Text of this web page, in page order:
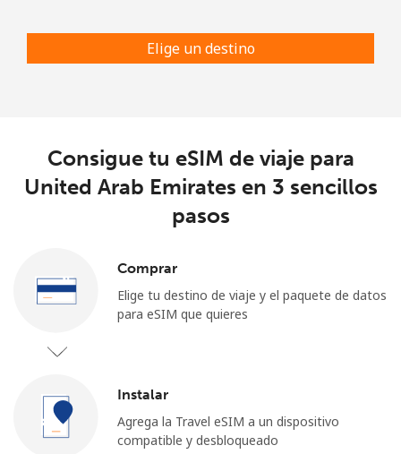
Elige un destino
Consigue tu eSIM de viaje para
United Arab Emirates en 3 sencillos
pasos
Comprar
Elige tu destino de viaje y el paquete de datos
para eSIM que quieres
Instalar
Agrega la Travel eSIM a un dispositivo
compatible y desbloqueado